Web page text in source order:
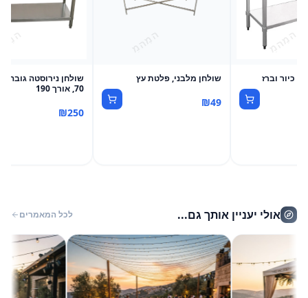
+ כיור וברז שולחן מלבני, פלטת עץ
₪49
70, אורך 190
₪250
אולי יעניין אותך גם... לכל המאמרים